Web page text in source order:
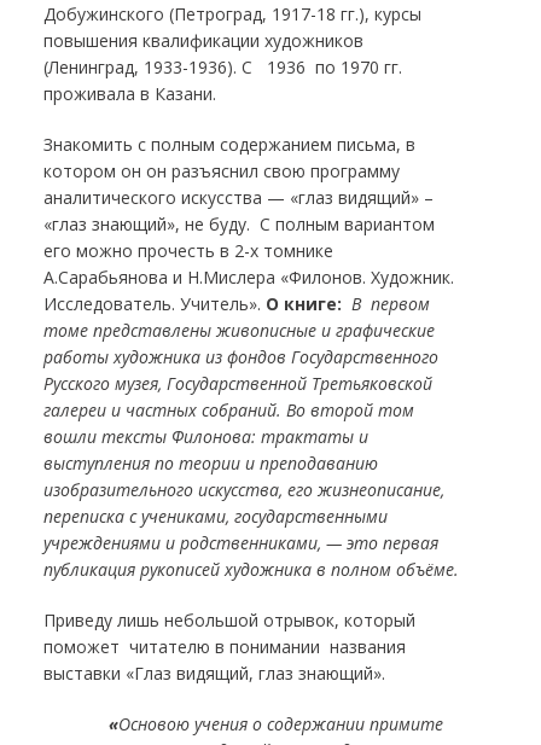
Добужинского (Петроград, 1917-18 гг.), курсы
повышения квалификации художников
(Ленинград, 1933-1936). С 1936 по 1970 гг.
проживала в Казани.
Знакомить с полным содержанием письма, в
котором он он разъяснил свою программу
аналитического искусства — «глаз видящий» –
«глаз знающий», не буду. С полным вариантом
его можно прочесть в 2-х томнике
А.Сарабьянова и Н.Мислера «Филонов. Художник.
Исследователь. Учитель». О книге: В первом
томе представлены живописные и графические
работы художника из фондов Государственного
Русского музея, Государственной Третьяковской
галереи и частных собраний. Во второй том
вошли тексты Филонова: трактаты и
выступления по теории и преподаванию
изобразительного искусства, его жизнеописание,
переписка с учениками, государственными
учреждениями и родственниками, — это первая
публикация рукописей художника в полном объёме.
Приведу лишь небольшой отрывок, который
поможет читателю в понимании названия
выставки «Глаз видящий, глаз знающий».
«Основою учения о содержании примите